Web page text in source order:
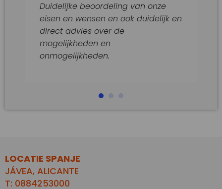
Duidelijke beoordeling van onze
eisen en wensen en ook duidelijk en
direct advies over de
mogelijkheden en
onmogelijkheden.
LOCATIE SPANJE
JÁVEA, ALICANTE
T: 0884253000